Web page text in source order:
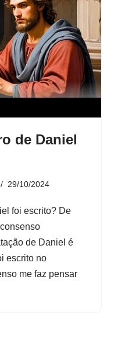
de Daniel
29/10/2024
foi escrito? De
de Daniel é
escrito no
me faz pensar